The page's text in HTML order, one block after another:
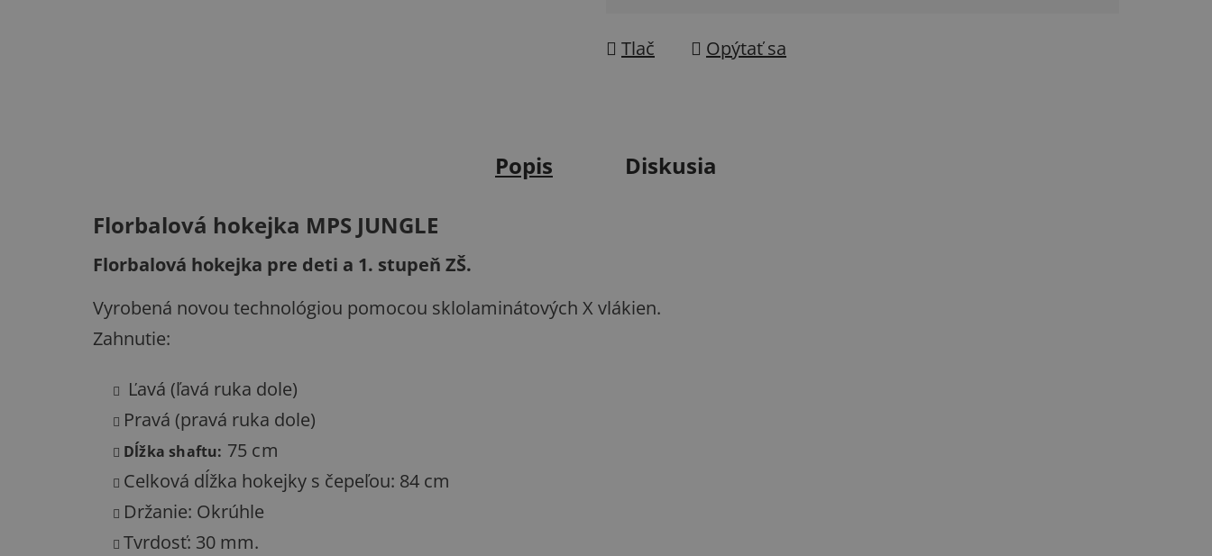
Tlač Opýtať sa
Popis
Diskusia
Florbalová hokejka MPS JUNGLE
Florbalová hokejka pre deti a 1. stupeň ZŠ.
Vyrobená novou technológiou pomocou sklolaminátových X vlákien.
Zahnutie:
Ľavá (ľavá ruka dole)
Pravá (pravá ruka dole)
Dĺžka shaftu: 75 cm
Celková dĺžka hokejky s čepeľou: 84 cm
Držanie: Okrúhle
Tvrdosť: 30 mm.